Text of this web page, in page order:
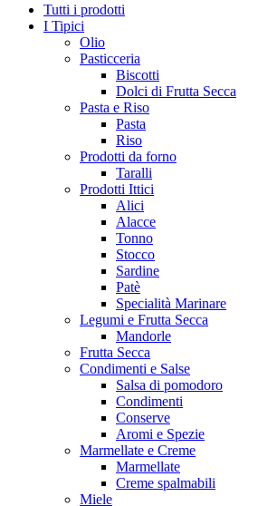
Tutti i prodotti
I Tipici
Olio
Pasticceria
Biscotti
Dolci di Frutta Secca
Pasta e Riso
Pasta
Riso
Prodotti da forno
Taralli
Prodotti Ittici
Alici
Alacce
Tonno
Stocco
Sardine
Patè
Specialità Marinare
Legumi e Frutta Secca
Mandorle
Frutta Secca
Condimenti e Salse
Salsa di pomodoro
Condimenti
Conserve
Aromi e Spezie
Marmellate e Creme
Marmellate
Creme spalmabili
Miele